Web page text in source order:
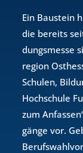
Ein Bau­stein
die be­reits
dungs­mes­se
re­gi­on
Schu­len,
Hoch­schu­le
zum
gän­ge vor.